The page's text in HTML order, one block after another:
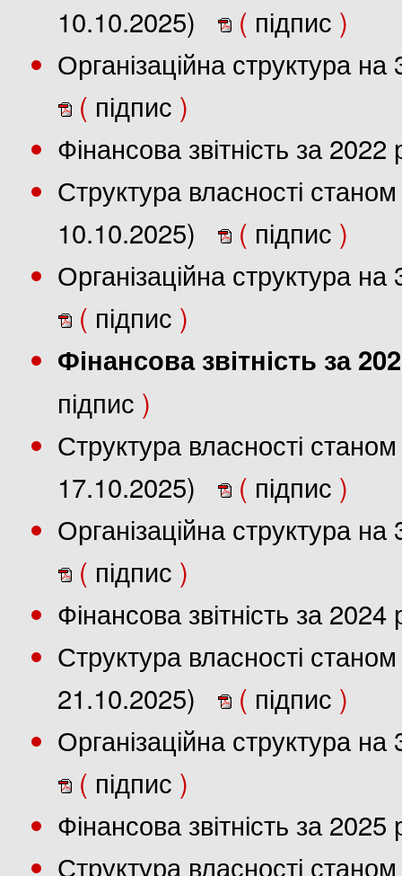
10.10.2025)
( підпис )
Організаційна структура
( підпис )
Фінансова звітність за
Структура власності
10.10.2025)
( підпис )
Організаційна структура
( підпис )
Фінансова звітність за
підпис )
Структура власності
17.10.2025)
( підпис )
Організаційна структура
( підпис )
Фінансова звітність за
Структура власності
21.10.2025)
( підпис )
Організаційна структура
( підпис )
Фінансова звітність за
Структура власності